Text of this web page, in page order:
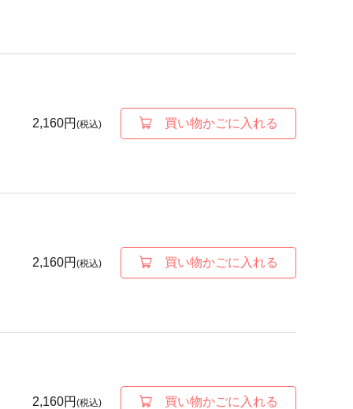
2,160円 (税込) 買い物かごに入れる
2,160円 (税込) 買い物かごに入れる
2,160円 (税込) 買い物かごに入れる